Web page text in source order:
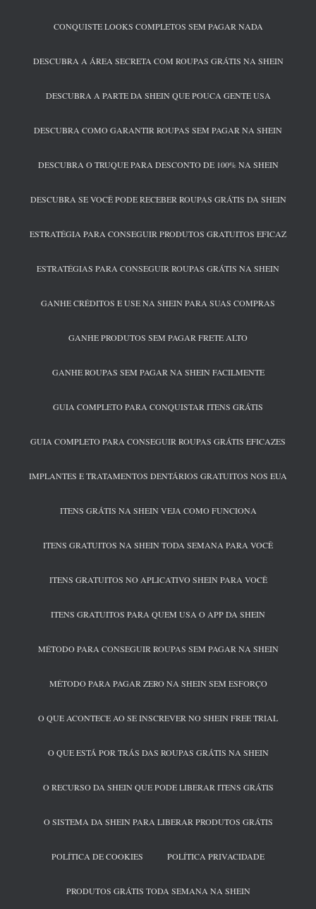
CONQUISTE LOOKS COMPLETOS SEM PAGAR NADA
DESCUBRA A ÁREA SECRETA COM ROUPAS GRÁTIS NA SHEIN
DESCUBRA A PARTE DA SHEIN QUE POUCA GENTE USA
DESCUBRA COMO GARANTIR ROUPAS SEM PAGAR NA SHEIN
DESCUBRA O TRUQUE PARA DESCONTO DE 100% NA SHEIN
DESCUBRA SE VOCÊ PODE RECEBER ROUPAS GRÁTIS DA SHEIN
ESTRATÉGIA PARA CONSEGUIR PRODUTOS GRATUITOS EFICAZ
ESTRATÉGIAS PARA CONSEGUIR ROUPAS GRÁTIS NA SHEIN
GANHE CRÉDITOS E USE NA SHEIN PARA SUAS COMPRAS
GANHE PRODUTOS SEM PAGAR FRETE ALTO
GANHE ROUPAS SEM PAGAR NA SHEIN FACILMENTE
GUIA COMPLETO PARA CONQUISTAR ITENS GRÁTIS
GUIA COMPLETO PARA CONSEGUIR ROUPAS GRÁTIS EFICAZES
IMPLANTES E TRATAMENTOS DENTÁRIOS GRATUITOS NOS EUA
ITENS GRÁTIS NA SHEIN VEJA COMO FUNCIONA
ITENS GRATUITOS NA SHEIN TODA SEMANA PARA VOCÊ
ITENS GRATUITOS NO APLICATIVO SHEIN PARA VOCÊ
ITENS GRATUITOS PARA QUEM USA O APP DA SHEIN
MÉTODO PARA CONSEGUIR ROUPAS SEM PAGAR NA SHEIN
MÉTODO PARA PAGAR ZERO NA SHEIN SEM ESFORÇO
O QUE ACONTECE AO SE INSCREVER NO SHEIN FREE TRIAL
O QUE ESTÁ POR TRÁS DAS ROUPAS GRÁTIS NA SHEIN
O RECURSO DA SHEIN QUE PODE LIBERAR ITENS GRÁTIS
O SISTEMA DA SHEIN PARA LIBERAR PRODUTOS GRÁTIS
POLÍTICA DE COOKIES POLÍTICA PRIVACIDADE
PRODUTOS GRÁTIS TODA SEMANA NA SHEIN